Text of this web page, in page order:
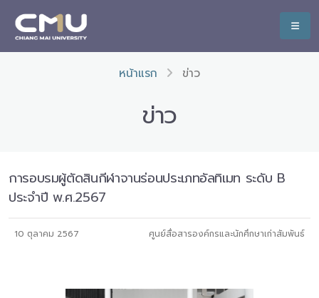
หน้าแรก ข่าว
ข่าว
การอบรมผู้ตัดสินกีฬาจานร่อนประเภทอัลทิเมท ระดับ B
ประจำปี พ.ศ.2567
10 ตุลาคม 2567 ศูนย์สื่อสารองค์กรและนักศึกษาเก่าสัมพันธ์